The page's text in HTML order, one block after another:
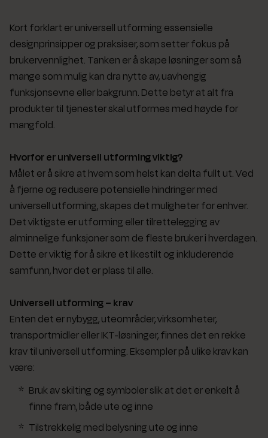
Kort forklart er universell utforming essensielle
designprinsipper og praksiser, som setter fokus på
brukervennlighet. Tanken er å skape løsninger som så
mange som mulig kan dra nytte av, uavhengig
funksjonsevne eller bakgrunn. Dette betyr at alt fra
produkter til tjenester skal utformes med høyde for
mangfold.
Hvorfor er universell utforming viktig?
Målet er å sikre at hvem som helst kan delta fullt ut. Ved
å fjerne og redusere potensielle hindringer med
universell utforming, skapes det muligheter for enhver.
Det viktigste er utforming eller tilrettelegging av
alminnelige funksjoner som de fleste bruker i hverdagen.
Dette er viktig for å sikre et likestilt og inkluderende
samfunn, hvor det er plass til alle.
Universell utforming – krav
Enten det er nybygg, uteområder, virksomheter,
transportmidler eller IKT-løsninger, finnes det en rekke
krav til universell utforming. Eksempler på ulike krav kan
være:
Bruk av skilting og symboler slik at det er enkelt å
finne fram, både ute og inne
Tilstrekkelig med belysning ute og inne